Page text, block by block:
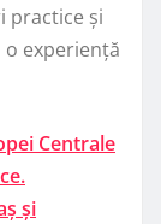
practice și
experiență
Centrale
și